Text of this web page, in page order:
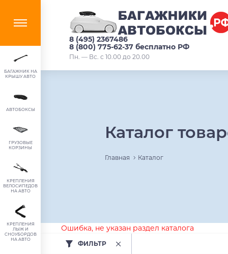
8 (495) 2367486
8 (800) 775-62-37 бесплатно РФ
Пн. — Вс. с 10.00 до 20.00
БАГАЖНИК НА
КРЫШУ АВТО
АВТОБОКСЫ
ГРУЗОВЫЕ
КОРЗИНЫ
КРЕПЛЕНИЯ
ВЕЛОСИПЕДОВ
НА АВТО
КРЕПЛЕНИЯ
ЛЫЖ И
СНОУБОРДОВ
НА АВТО
Каталог
Главная Каталог
Ошибка, не указан раздел каталога
ФИЛЬТР